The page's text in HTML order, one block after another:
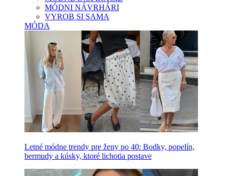
MÓDNI NÁVRHÁRI
VYROB SI SAMA
MÓDA
Letné módne trendy pre ženy po 40: Bodky, popelín,
bermudy a kúsky, ktoré lichotia postave